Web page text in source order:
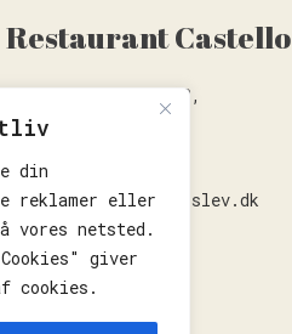
din
reklamer eller
vores netsted.
giver
cookies.
Restaurant Castello
Ved Stormklokken 2B,
6100 Haderslev
+45 93 92 98 50
info@castello-haderslev.dk